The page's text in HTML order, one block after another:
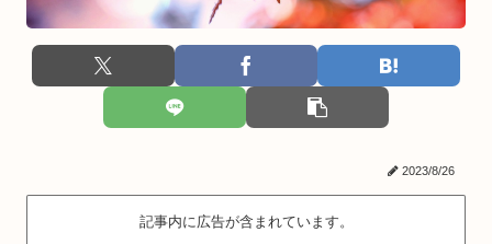
2023/8/26
記事内に広告が含まれています。